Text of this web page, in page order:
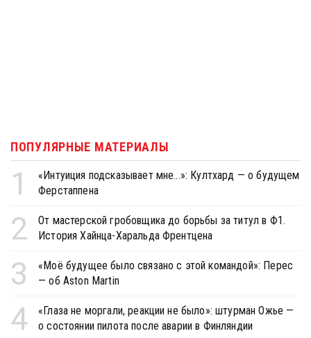
ПОПУЛЯРНЫЕ МАТЕРИАЛЫ
1
«Интуиция подсказывает мне...»: Култхард — о будущем
Ферстаппена
2
От мастерской гробовщика до борьбы за титул в Ф1.
История Хайнца-Харальда Френтцена
3
«Моё будущее было связано с этой командой»: Перес
— об Aston Martin
4
«Глаза не моргали, реакции не было»: штурман Ожье —
о состоянии пилота после аварии в Финляндии